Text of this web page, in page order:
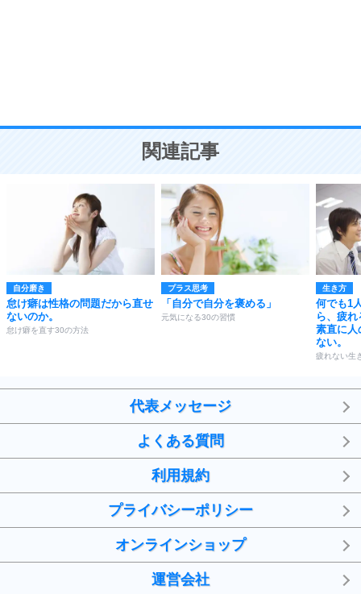
ことが大切。
関連記事
自分磨き
怠け癖は性格の問題だから直せ
ないのか。
怠け癖を直す30の方法
プラス思考
「自分で自分を褒める」
元気になる30の習慣
生き方
何でも1
ら、疲れ
素直に人
ない。
疲れない生
代表メッセージ
よくある質問
利用規約
プライバシーポリシー
オンラインショップ
運営会社